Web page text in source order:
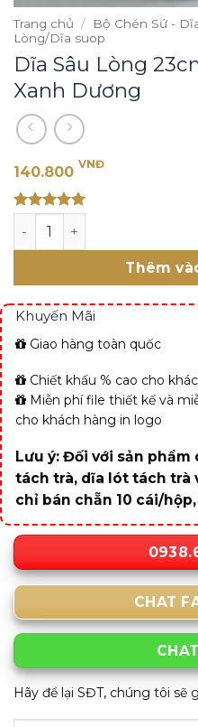
Trang chủ / Bộ Chén Sứ -
Lòng/Dĩa suop
Dĩa Sâu Lòng
Xanh Dương
140.800 VNĐ
out of 5
Dĩa Sâu Lòng 23cm -
Thêm
Khuyến Mãi
Giao hàng toàn quốc
Chiết khấu % cao cho
Miễn phí file thiết kế và
cho khách hàng in logo
Lưu ý: Đối với sản
tách trà, dĩa lót tách trà
chỉ bán chẵn 10 cái/
CHAT
Hãy để lại SĐT, chúng tôi sẽ